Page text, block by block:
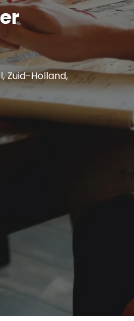
,Zuid-Holland,